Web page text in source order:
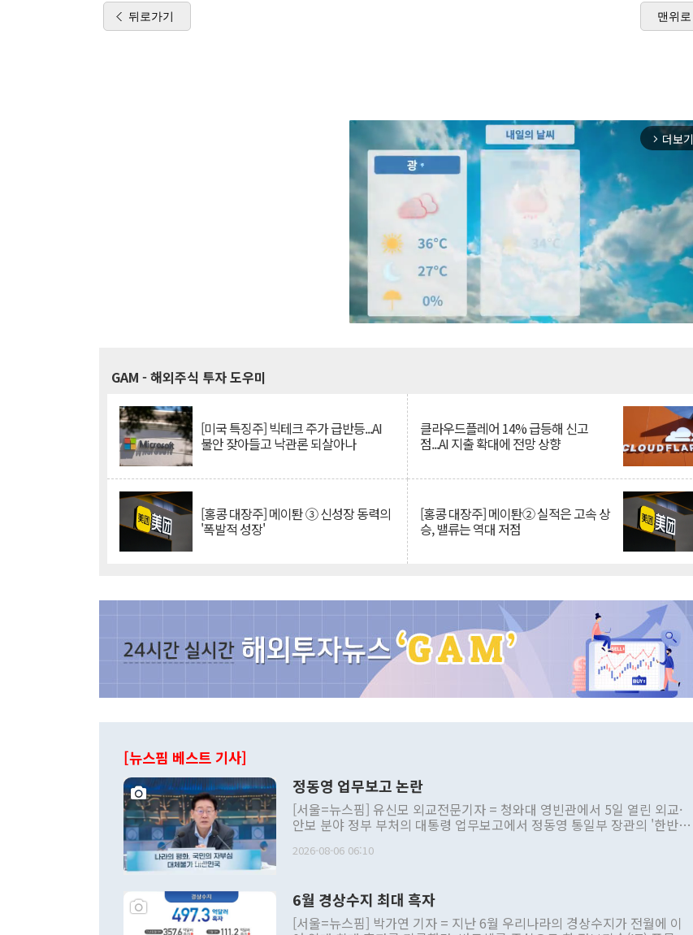
뒤로가기 맨위로
arrow_forward_ios 더보기
GAM - 해외주식 투자 도우미
[미국 특징주] 빅테크 주가 급반등...AI
불안 잦아들고 낙관론 되살아나
클라우드플레어 14% 급등해 신고
점...AI 지출 확대에 전망 상향
[홍콩 대장주] 메이퇀 ③ 신성장 동력의
'폭발적 성장'
[홍콩 대장주] 메이퇀② 실적은 고속 상
승, 밸류는 역대 저점
[뉴스핌 베스트 기사]
정동영 업무보고 논란
[서울=뉴스핌] 유신모 외교전문기자 = 청와대 영빈관에서 5일 열린 외교·
안보 분야 정부 부처의 대통령 업무보고에서 정동영 통일부 장관의 '한반도
발언 중에는 정부 내 조율을 거치지 않은 사안을 정책으로 추진하겠다고 공
주의적 희망에 근거한 비현실적 구상'이라는 비판을 내놨다. 그동안 정 장
관의 대북 정책 관련 발언이 물의를 빚은 적은 여러 번 있지만 대통령과 유
2026-08-06 06:10
6월 경상수지 최대 흑자
[서울=뉴스핌] 박가연 기자 = 지난 6월 우리나라의 경상수지가 전월에 이